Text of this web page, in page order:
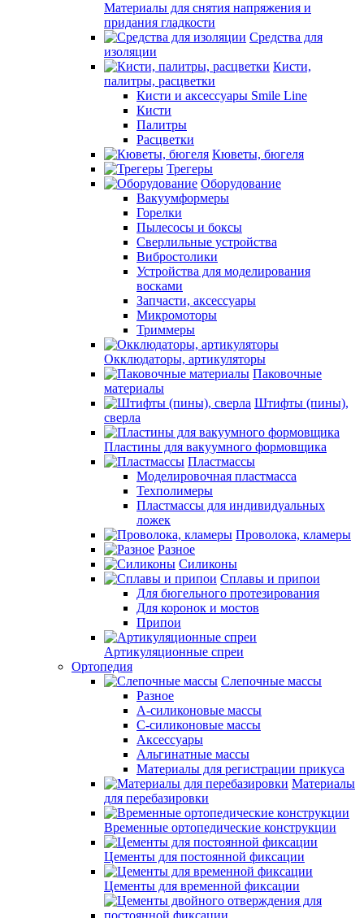
Материалы для снятия напряжения и
придания гладкости
Средства для
изоляции
Кисти,
палитры, расцветки
Кисти и аксессуары Smile Line
Кисти
Палитры
Расцветки
Кюветы, бюгеля
Трегеры
Оборудование
Вакуумформеры
Горелки
Пылесосы и боксы
Сверлильные устройства
Вибростолики
Устройства для моделирования
восками
Запчасти, аксессуары
Микромоторы
Триммеры
Окклюдаторы, артикуляторы
Паковочные
материалы
Штифты (пины),
сверла
Пластины для вакуумного формовщика
Пластмассы
Моделировочная пластмасса
Техполимеры
Пластмассы для индивидуальных
ложек
Проволока, кламеры
Разное
Силиконы
Сплавы и припои
Для бюгельного протезирования
Для коронок и мостов
Припои
Артикуляционные спреи
Ортопедия
Слепочные массы
Разное
А-силиконовые массы
С-силиконовые массы
Аксессуары
Альгинатные массы
Материалы для регистрации прикуса
Материалы
для перебазировки
Временные ортопедические конструкции
Цементы для постоянной фиксации
Цементы для временной фиксации